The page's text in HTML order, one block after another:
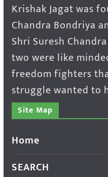
Krishak Jagat was
Chandra Bondriya
Shri Suresh
two were like
freedom fighters
struggle wanted to
Site Map
Home
SEARCH